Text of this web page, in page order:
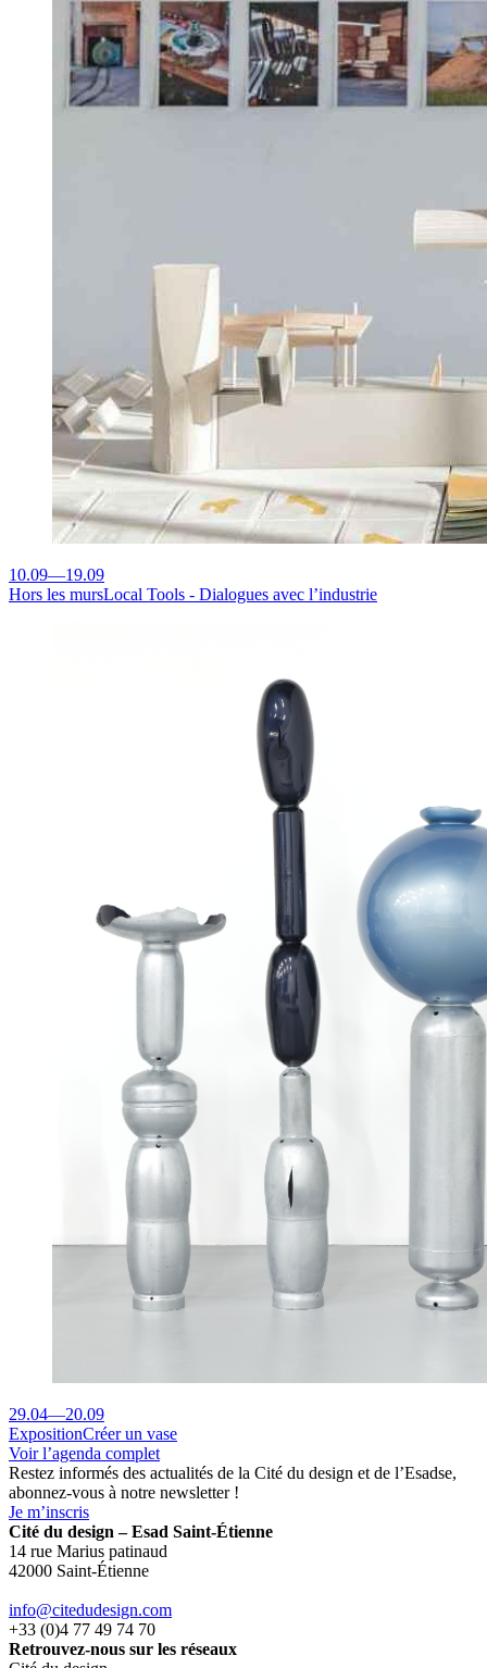
10.09—19.09
Hors les mursLocal Tools - Dialogues avec l’industrie
29.04—20.09
ExpositionCréer un vase
Voir l’agenda complet
Restez informés des actualités de la Cité du design et de l’Esadse,
abonnez-vous à notre newsletter !
Je m’inscris
Cité du design – Esad Saint-Étienne
14 rue Marius patinaud
42000 Saint-Étienne
info@citedudesign.com
+33 (0)4 77 49 74 70
Retrouvez-nous sur les réseaux